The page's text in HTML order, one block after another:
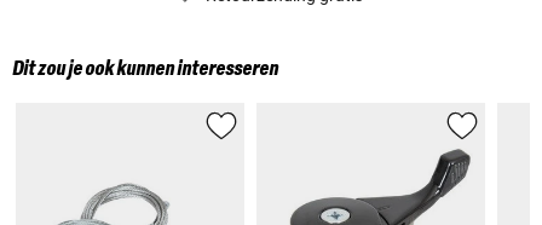
Dit zou je ook kunnen interesseren